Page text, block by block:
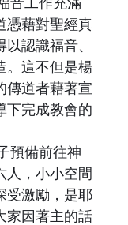
憑藉對聖經真
認識福音、
。這不但是楊
傳道者藉著宣
下完成教會的
人，小小空間
受激勵，是耶
家因著主的話